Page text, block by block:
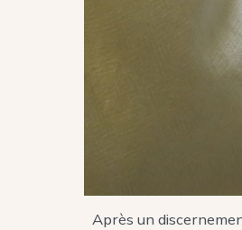
Après un